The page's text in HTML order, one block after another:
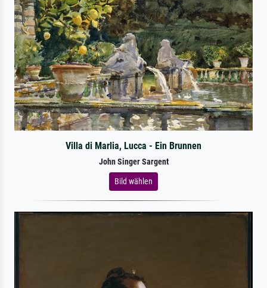
Villa di Marlia, Lucca - Ein Brunnen
John Singer Sargent
Bild wählen